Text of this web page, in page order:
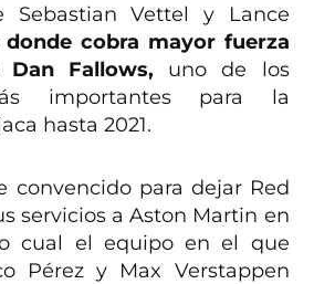
Sebastian Vettel y Lance
donde cobra mayor fuerza
Fallows, uno de los
importantes para la
hasta 2021.
convencido para dejar Red
servicios a Aston Martin en
cual el equipo en el que
Pérez y Max Verstappen